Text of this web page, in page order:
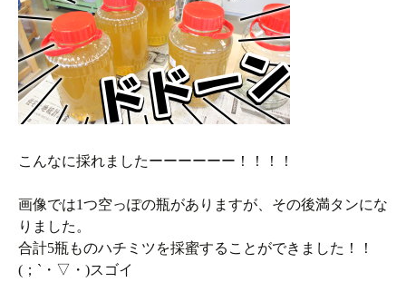
こんなに採れましたーーーーーー！！！！
画像では1つ空っぽの瓶がありますが、その後満タンにな
りました。
合計5瓶ものハチミツを採蜜することができました！！
(；`・▽・)スゴイ